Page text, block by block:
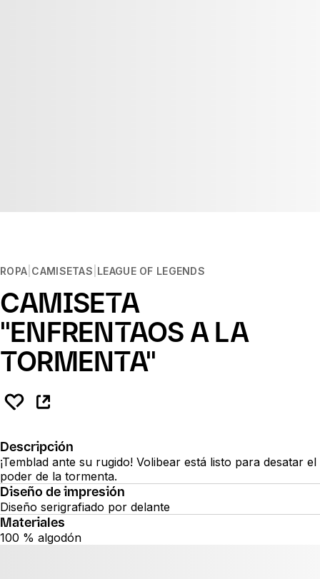
ROPA CAMISETAS LEAGUE OF LEGENDS
CAMISETA
"ENFRENTAOS A LA
TORMENTA"
Descripción
¡Temblad ante su rugido! Volibear está listo para desatar el
poder de la tormenta.
Diseño de impresión
Diseño serigrafiado por delante
Materiales
100 % algodón